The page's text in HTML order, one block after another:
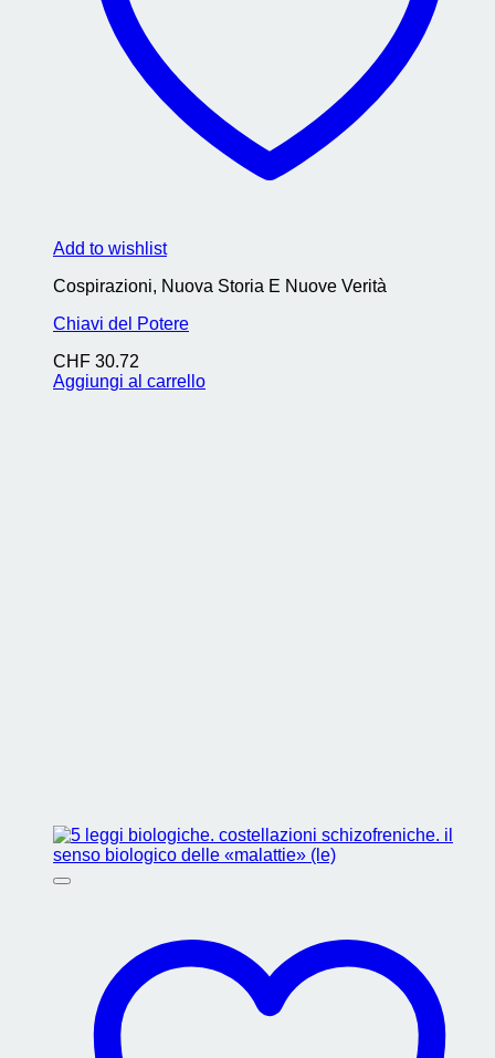
Add to wishlist
Cospirazioni, Nuova Storia E Nuove Verità
Chiavi del Potere
CHF 30.72
Aggiungi al carrello